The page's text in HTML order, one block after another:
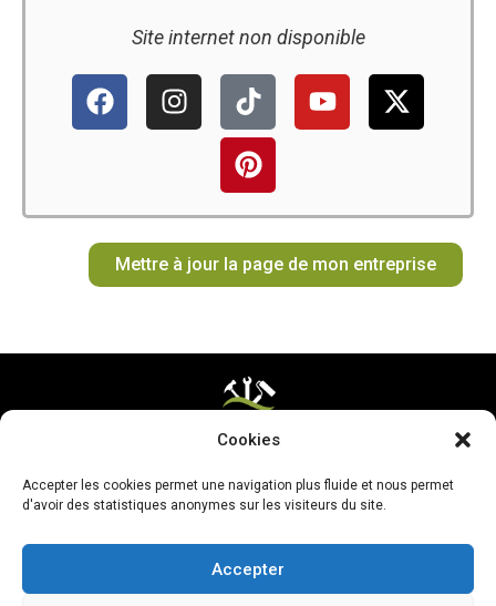
Cookies
Accepter les cookies permet une navigation plus fluide et nous permet
d'avoir des statistiques anonymes sur les visiteurs du site.
Accepter
Site internet non disponible
F
a
o
o
k
I
n
g
r
a
T
i
k
t
o
k
Y
o
b
e
X
-
t
t
e
P
i
n
t
e
r
e
s
Mettre à jour la page de mon entreprise
Mettre ma page à jour